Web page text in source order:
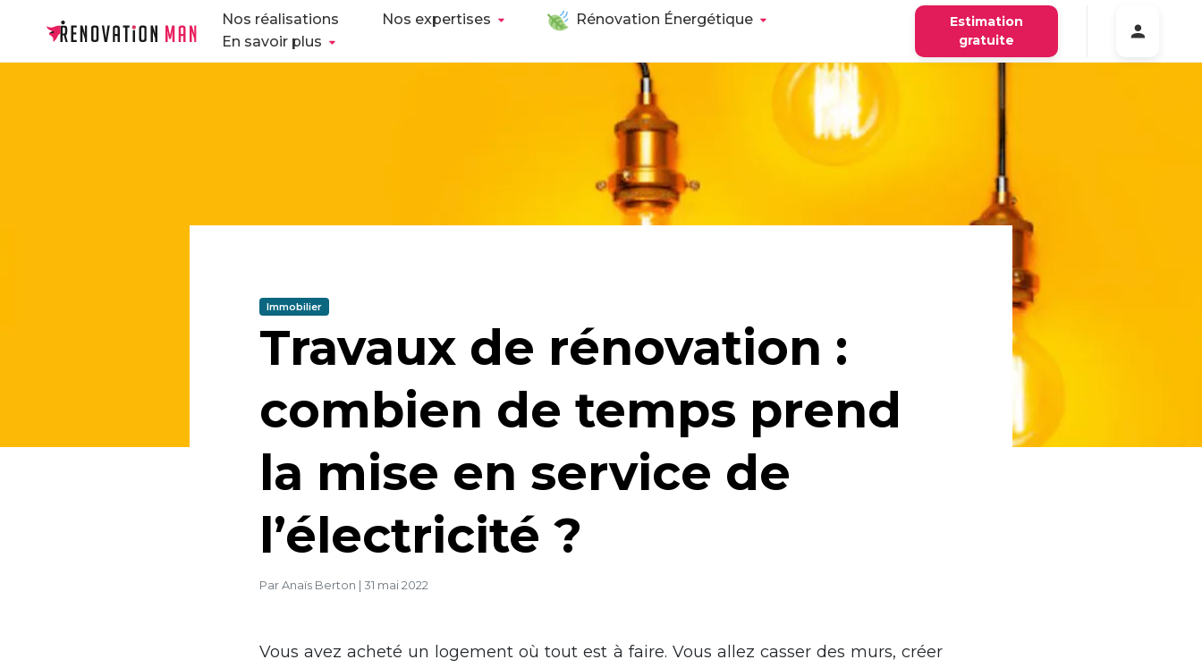
Nos réalisations Nos expertises
Rénovation Énergétique
En savoir plus
Estimation
gratuite
Immobilier
Travaux de rénovation :
combien de temps prend
la mise en service de
l’électricité ?
Par Anaïs Berton 31 mai 2022
Vous avez acheté un logement où tout est à faire. Vous allez casser des murs, créer